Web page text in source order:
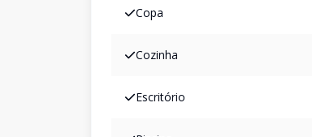
Copa
Cozinha
Escritório